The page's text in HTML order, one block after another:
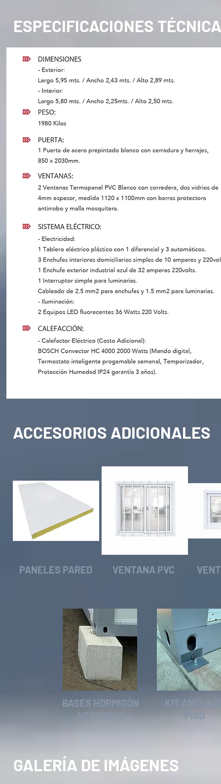
ESPECIFICACIONES
ACCESORIOS ADICIONALES
PANELES PARED VENTANA PVC
BASES HORMIGÓN
40X40X40
KIT
PISO
GALERÍA DE IMÁGENES